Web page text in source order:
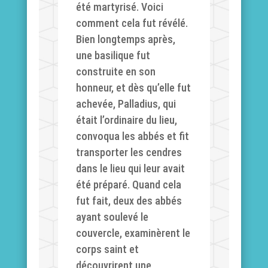
été martyrisé. Voici
comment cela fut révélé.
Bien longtemps après,
une basilique fut
construite en son
honneur, et dès qu’elle fut
achevée, Palladius, qui
était l’ordinaire du lieu,
convoqua les abbés et fit
transporter les cendres
dans le lieu qui leur avait
été préparé. Quand cela
fut fait, deux des abbés
ayant soulevé le
couvercle, examinèrent le
corps saint et